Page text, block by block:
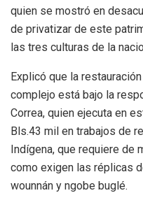
quien se mostró en
de privatizar de este
las tres culturas de la
Explicó que la
complejo está bajo la
Correa, quien ejecuta en
Bls.43 mil en trabajos de
Indígena, que requiere de
como exigen las réplicas
wounnán y ngobe buglé.